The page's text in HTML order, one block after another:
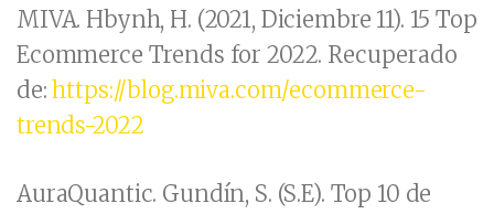
MIVA. Hbynh, H. (2021, Diciembre 11). 15 Top
Ecommerce Trends for 2022. Recuperado
de: https://blog.miva.com/ecommerce-
trends-2022
AuraQuantic. Gundín, S. (S.E). Top 10 de